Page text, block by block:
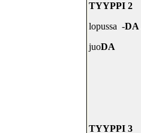
TYYPPI 2
lopussa -DA
juoDA
TYYPPI 3